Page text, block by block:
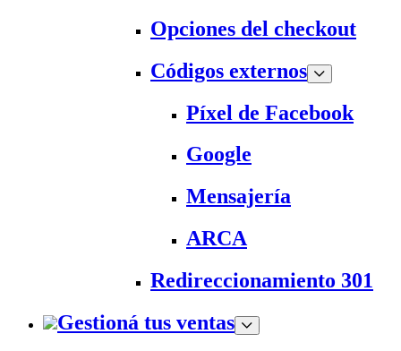
Opciones del checkout
Códigos externos
Píxel de Facebook
Google
Mensajería
ARCA
Redireccionamiento 301
Gestioná tus ventas